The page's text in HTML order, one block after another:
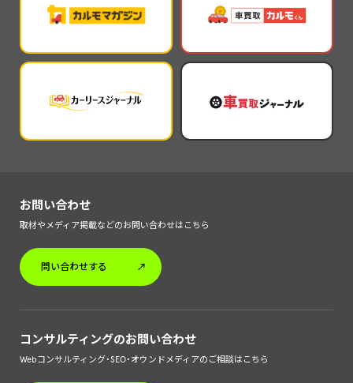
お問い合わせ
取材やメディア掲載などのお問い合わせはこちら
問い合わせする
コンサルティングのお問い合わせ
Webコンサルティング・SEO・オウンドメディアのご相談はこちら